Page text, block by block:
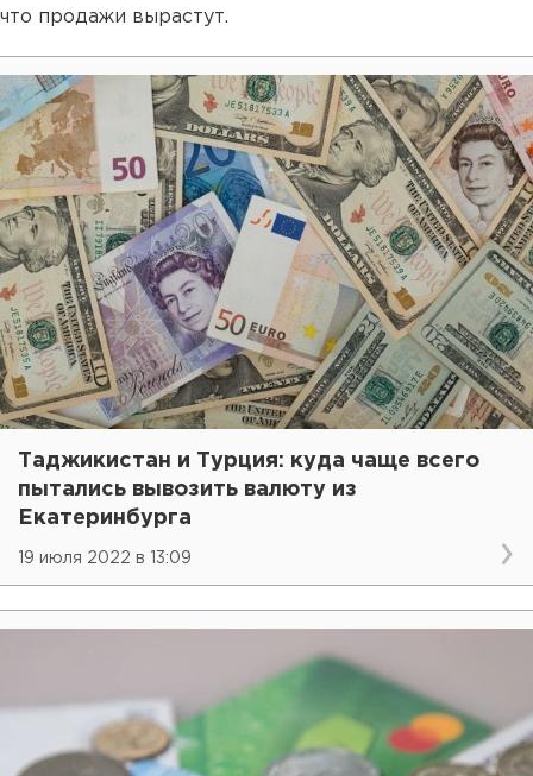
что продажи вырастут.
Таджикистан и Турция: куда чаще всего
пытались вывозить валюту из
Екатеринбурга
19 июля 2022 в 13:09